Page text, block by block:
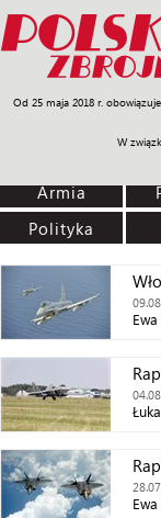
Od 25 maja 2018 r.
W
Armia Poligon
Armia
Polityka